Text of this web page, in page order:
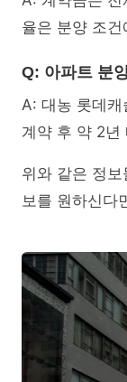
율은 분양 조
Q: 아파트 분
A: 대농 롯데
계약 후 약 2년
위와 같은 정
보를 원하신다